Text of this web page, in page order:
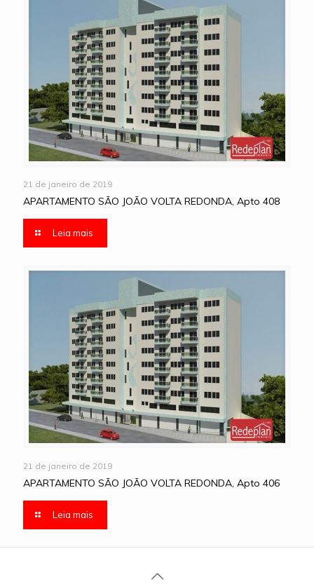
21 de janeiro de 2019
APARTAMENTO SÃO JOÃO VOLTA REDONDA, Apto 408
Leia mais
21 de janeiro de 2019
APARTAMENTO SÃO JOÃO VOLTA REDONDA, Apto 406
Leia mais